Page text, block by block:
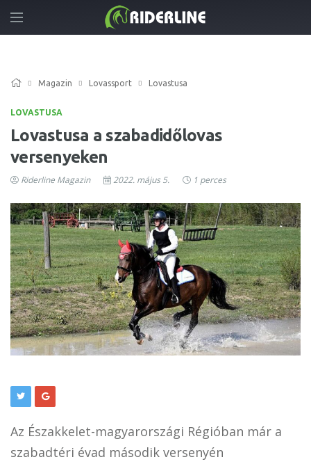
Magazin Lovassport Lovastusa
LOVASTUSA
Lovastusa a szabadidőlovas
versenyeken
Riderline Magazin 2022. május 5. 1 perces
Az Északkelet-magyarországi Régióban már a
szabadtéri évad második versenyén